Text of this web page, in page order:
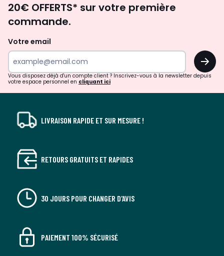
d'inspirations
surprises?
20€ OFFERTS* sur votre première
commande.
Votre email
OK
Vous disposez déjà d'un compte client ? Inscrivez-vous à la newsletter depuis
votre espace personnel en cliquant ici
LIVRAISON RAPIDE ET SUR MESURE !
RETOURS GRATUITS ET RAPIDES
30 JOURS POUR CHANGER D'AVIS
PAIEMENT 100% SÉCURISÉ